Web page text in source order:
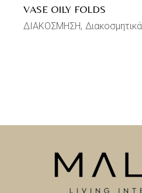
VASE OILY FOLDS
ΔΙΑΚΟΣΜΗΣΗ Διακοσμητικά